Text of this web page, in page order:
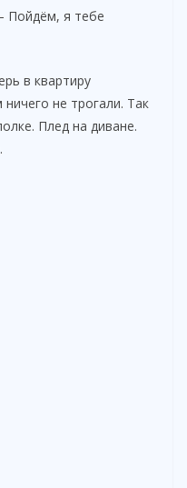
я тебе
в квартиру
не трогали. Так
Плед на диване.